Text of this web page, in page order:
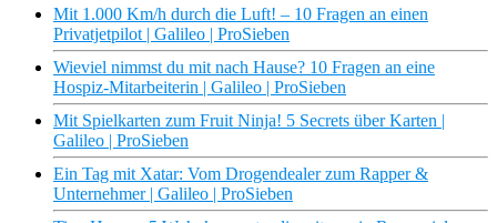
Mit 1.000 Km/h durch die Luft! – 10 Fragen an einen
Privatjetpilot | Galileo | ProSieben
Wieviel nimmst du mit nach Hause? 10 Fragen an eine
Hospiz-Mitarbeiterin | Galileo | ProSieben
Mit Spielkarten zum Fruit Ninja! 5 Secrets über Karten |
Galileo | ProSieben
Ein Tag mit Xatar: Vom Drogendealer zum Rapper &
Unternehmer | Galileo | ProSieben